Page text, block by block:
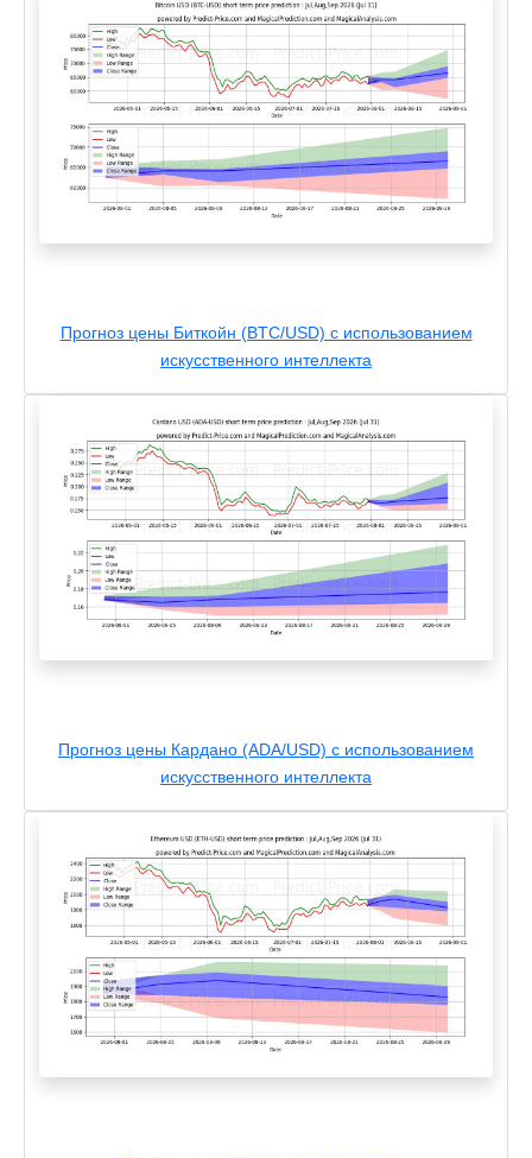
Прогноз цены Биткойн (BTC/USD) с использованием
искусственного интеллекта
Прогноз цены Кардано (ADA/USD) с использованием
искусственного интеллекта